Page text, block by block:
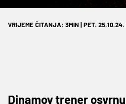
VRIJEME ČITANJA: 3MIN | PET. 25.10.24.
Dinamov trener